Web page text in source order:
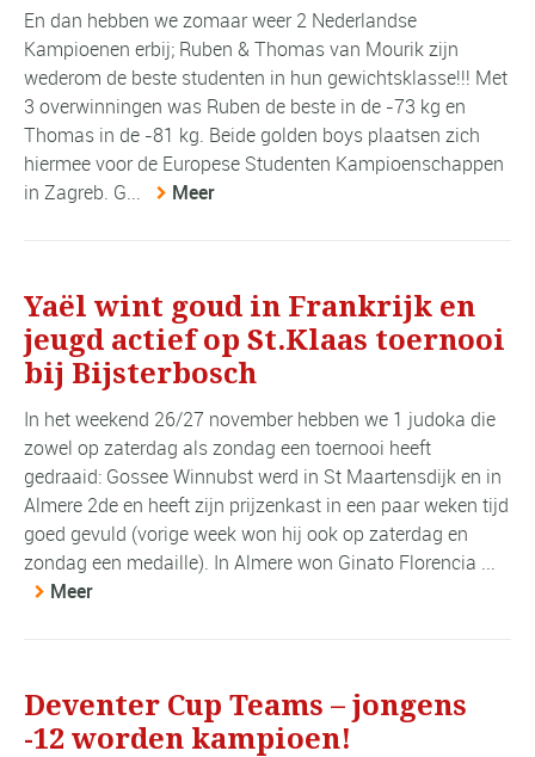
En dan hebben we zomaar weer 2 Nederlandse
Kampioenen erbij; Ruben & Thomas van Mourik zijn
wederom de beste studenten in hun gewichtsklasse!!! Met
3 overwinningen was Ruben de beste in de -73 kg en
Thomas in de -81 kg. Beide golden boys plaatsen zich
hiermee voor de Europese Studenten Kampioenschappen
in Zagreb. G...
Meer
Yaël wint goud in Frankrijk en
jeugd actief op St.Klaas toernooi
bij Bijsterbosch
In het weekend 26/27 november hebben we 1 judoka die
zowel op zaterdag als zondag een toernooi heeft
gedraaid: Gossee Winnubst werd in St Maartensdijk en in
Almere 2de en heeft zijn prijzenkast in een paar weken tijd
goed gevuld (vorige week won hij ook op zaterdag en
zondag een medaille). In Almere won Ginato Florencia ...
Meer
Deventer Cup Teams – jongens
-12 worden kampioen!